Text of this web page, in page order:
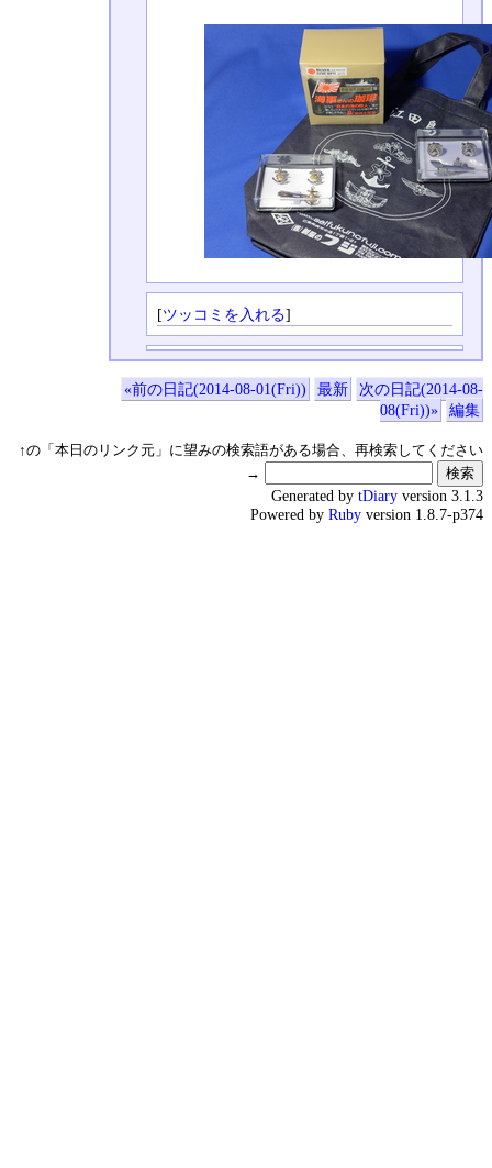
[ツッコミを入れる]
«前の日記(2014-08-01(Fri)) 最新
次の日記(2014-08-
08(Fri))»
編集
↑の「本日のリンク元」に望みの検索語がある場合、再検索してください
→
Generated by tDiary version 3.1.3
Powered by Ruby version 1.8.7-p374